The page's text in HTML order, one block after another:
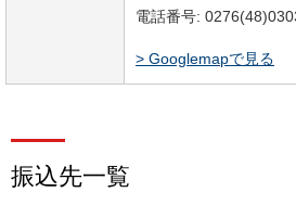
電話番号:
> Googlemapで見る
振込先一覧